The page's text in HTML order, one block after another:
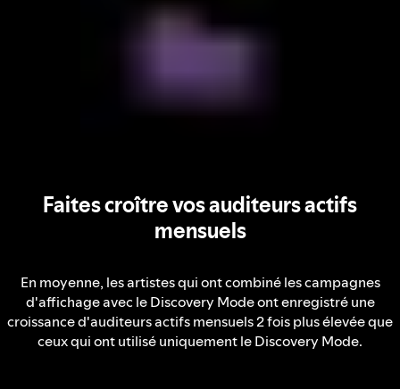
Faites croître vos auditeurs actifs
mensuels
En moyenne, les artistes qui ont combiné les campagnes
d'affichage avec le Discovery Mode ont enregistré une
croissance d'auditeurs actifs mensuels 2 fois plus élevée que
ceux qui ont utilisé uniquement le Discovery Mode.